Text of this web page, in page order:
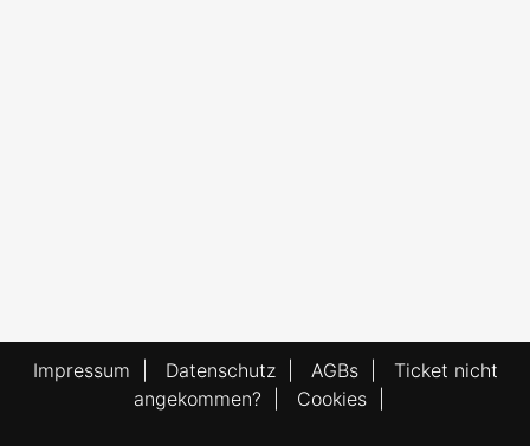
Impressum Datenschutz| AGBs| Ticket nicht
angekommen?
Cookies